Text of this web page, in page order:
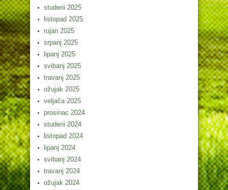
studeni 2025
listopad 2025
rujan 2025
srpanj 2025
lipanj 2025
svibanj 2025
travanj 2025
ožujak 2025
veljača 2025
prosinac 2024
studeni 2024
listopad 2024
lipanj 2024
svibanj 2024
travanj 2024
ožujak 2024